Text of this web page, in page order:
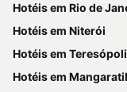
Hotéis em Rio de
Hotéis em Niterói
Hotéis em
Hotéis em